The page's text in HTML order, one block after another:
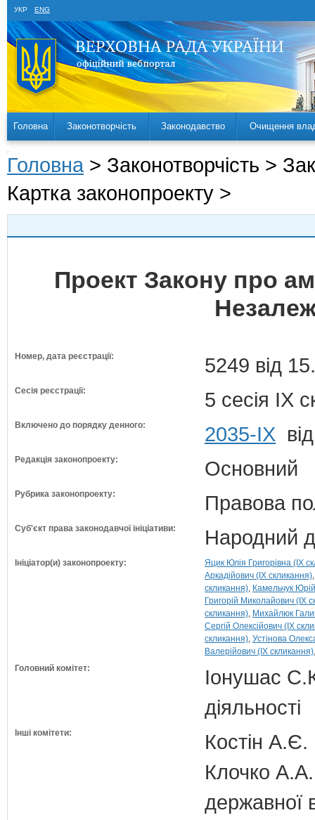
УКР ENG
Головна Законотворчість Законодавство Очищення
Головна > Законотворчість >
Картка законопроекту >
Проект Закону про
Номер, дата реєстрації: 5249 від
Сесія реєстрації: 5 сесія IX
Включено до порядку денного: 2035-ІХ
Редакція законопроекту: Основний
Рубрика законопроекту: Правова
Суб'єкт права законодавчої ініціативи: Народний
Ініціатор(и) законопроекту:
Яцик Юлія Григорівна (IX
Аркадійович (IX скликання)
скликання) Камельчук
Григорій Миколайович (IX
скликання) Михайлюк
Сергій Олексійович (IX
скликання) Устінова
Валерійович (IX скликання)
Головний комітет:
Іонушас
діяльності
Інші комітети:
Костін А.Є.
Клочко А.А.
державної